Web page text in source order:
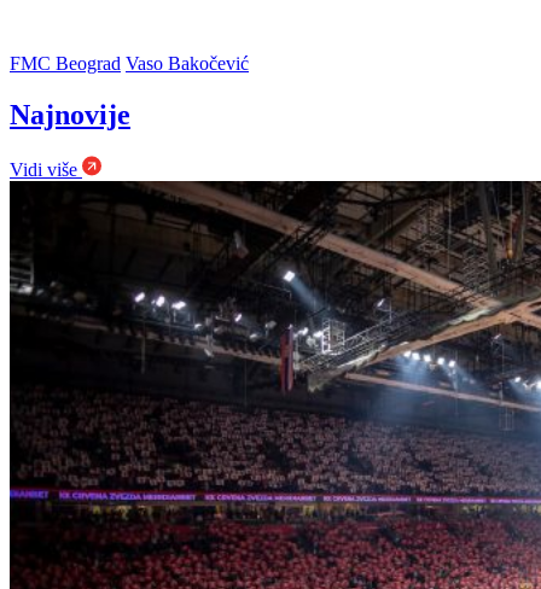
FMC Beograd Vaso Bakočević
Najnovije
Vidi više